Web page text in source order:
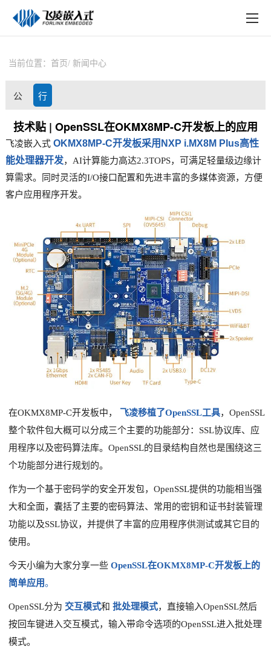
技术与支持
在线文档
方案定制
淘宝商城
新闻中心
技术论坛
在线购买
当前位置： 首页 新闻中心
公
司
动
态
行
业
资
讯
技术贴 | OpenSSL在OKMX8MP-C开发板上的应用
飞凌嵌入式 OKMX8MP-C开发板采用 NXP i.MX8M Plus高性
能处理器开发，AI计算能力高达2.3TOPS，可满足轻量级边缘计
算需求。同时灵活的I/O接口配置和先进丰富的多媒体资源，方便
客户应用程序开发。
在OKMX8MP-C开发板中， 飞凌移植了OpenSSL工具，OpenSSL
整个软件包大概可以分成三个主要的功能部分：SSL协议库、应
用程序以及密码算法库。OpenSSL的目录结构自然也是围绕这三
个功能部分进行规划的。
作为一个基于密码学的安全开发包，OpenSSL提供的功能相当强
大和全面，囊括了主要的密码算法、常用的密钥和证书封装管理
功能以及SSL协议，并提供了丰富的应用程序供测试或其它目的
使用。
今天小编为大家分享一些 OpenSSL在OKMX8MP-C开发板上的
简单应用。
OpenSSL分为 交互模式和 批处理模式， 直接输入OpenSSL然后
按回车键进入交互模式，输入带命令选项的OpenSSL进入批处理
模式。